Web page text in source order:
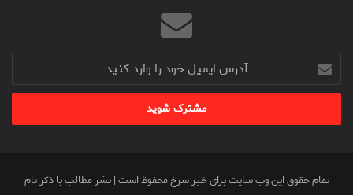
آدرس
ایمیل
خود
وارد
تمام حقوق این وب سایت برای خبر سرخ محفوظ است | نشر مطالب با ذکر نام